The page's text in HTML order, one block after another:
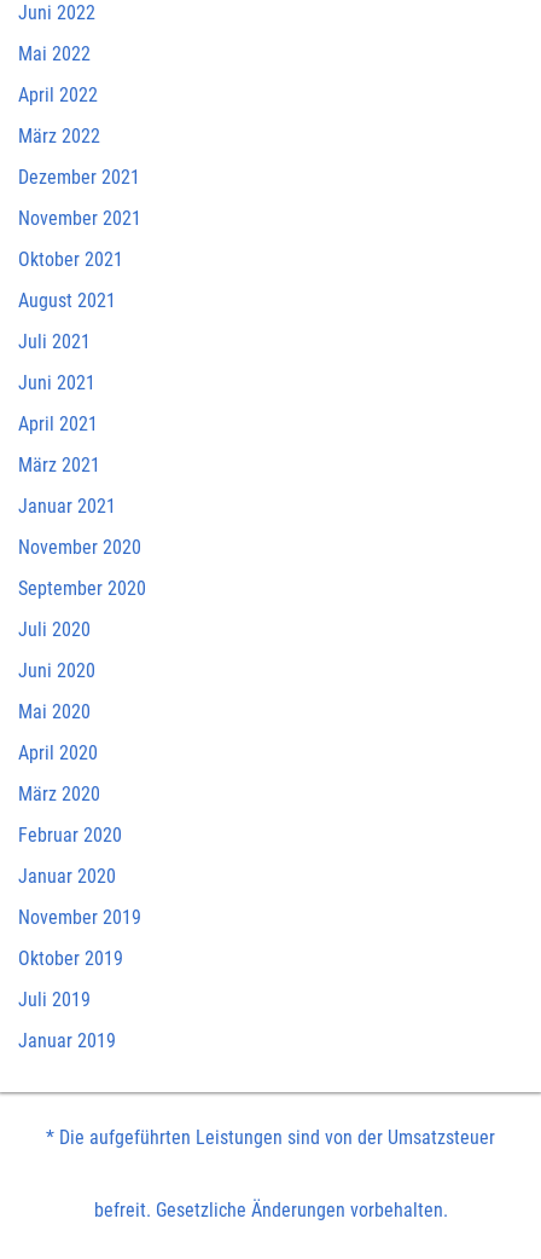
Juni 2022
Mai 2022
April 2022
März 2022
Dezember 2021
November 2021
Oktober 2021
August 2021
Juli 2021
Juni 2021
April 2021
März 2021
Januar 2021
November 2020
September 2020
Juli 2020
Juni 2020
Mai 2020
April 2020
März 2020
Februar 2020
Januar 2020
November 2019
Oktober 2019
Juli 2019
Januar 2019
* Die aufgeführten Leistungen sind von der Umsatzsteuer
befreit. Gesetzliche Änderungen vorbehalten.